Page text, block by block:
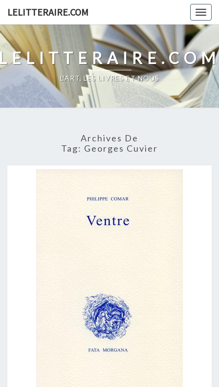
content
LELITTERAIRE.COM
L'ART, LES LIVRES ET NOUS
Archives De
Tag: Georges Cuvier